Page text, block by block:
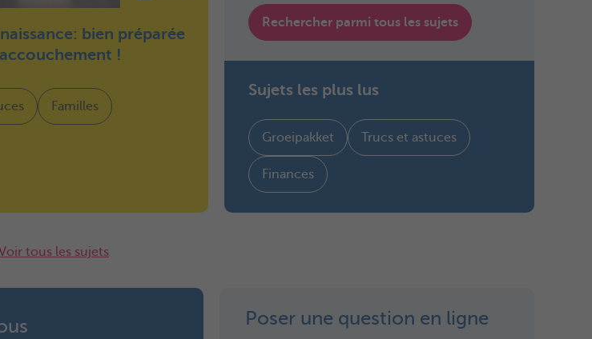
bien préparée
!
Familles
Rechercher parmi tous les sujets
Sujets les plus lus
Groeipakket Trucs et astuces
Finances
tous les sujets
Poser une question en ligne